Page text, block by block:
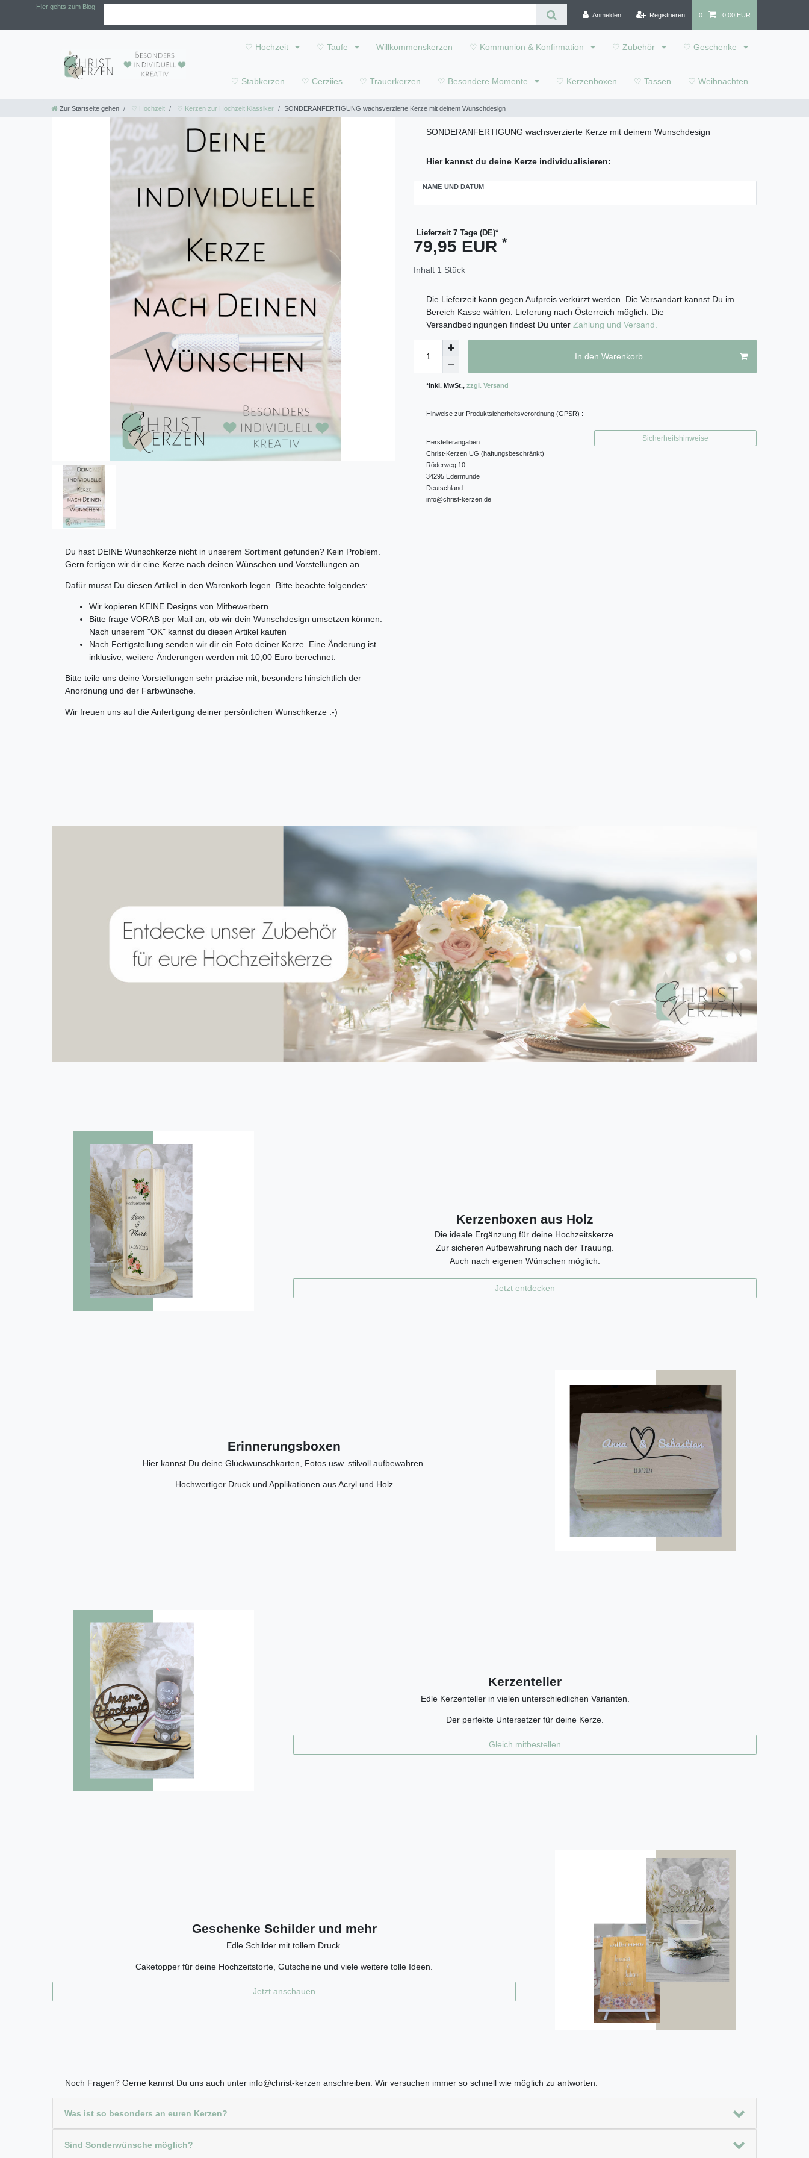
Hier gehts zum Blog
Anmelden
Registrieren 0 0,00 EUR
♡ Hochzeit ♡ Taufe Willkommenskerzen ♡ Kommunion & Konfirmation ♡ Zubehör ♡ Geschenke
♡ Stabkerzen ♡ Cerziies ♡ Trauerkerzen ♡ Besondere Momente ♡ Kerzenboxen ♡ Tassen ♡ Weihnachten
Zur Startseite gehen ♡ Hochzeit ♡ Kerzen zur Hochzeit Klassiker SONDERANFERTIGUNG wachsverzierte Kerze mit deinem Wunschdesign
Du hast DEINE Wunschkerze nicht in unserem Sortiment gefunden? Kein Problem.
Gern fertigen wir dir eine Kerze nach deinen Wünschen und Vorstellungen an.
Dafür musst Du diesen Artikel in den Warenkorb legen. Bitte beachte folgendes:
Wir kopieren KEINE Designs von Mitbewerbern
Bitte frage VORAB per Mail an, ob wir dein Wunschdesign umsetzen können.
Nach unserem "OK" kannst du diesen Artikel kaufen
Nach Fertigstellung senden wir dir ein Foto deiner Kerze. Eine Änderung ist
inklusive, weitere Änderungen werden mit 10,00 Euro berechnet.
Bitte teile uns deine Vorstellungen sehr präzise mit, besonders hinsichtlich der
Anordnung und der Farbwünsche.
Wir freuen uns auf die Anfertigung deiner persönlichen Wunschkerze :-)
SONDERANFERTIGUNG wachsverzierte Kerze mit deinem Wunschdesign
Hier kannst du deine Kerze individualisieren:
NAME UND DATUM
Lieferzeit 7 Tage (DE)*
79,95 EUR *
Inhalt 1 Stück
Die Lieferzeit kann gegen Aufpreis verkürzt werden. Die Versandart kannst Du im
Bereich Kasse wählen. Lieferung nach Österreich möglich. Die
Versandbedingungen findest Du unter Zahlung und Versand.
In den Warenkorb
*inkl. MwSt., zzgl. Versand
Hinweise zur Produktsicherheitsverordnung (GPSR) :
Herstellerangaben:
Christ-Kerzen UG (haftungsbeschränkt)
Röderweg 10
34295 Edermünde
Deutschland
info@christ-kerzen.de
Sicherheitshinweise
Kerzenboxen aus Holz
Die ideale Ergänzung für deine Hochzeitskerze.
Zur sicheren Aufbewahrung nach der Trauung.
Auch nach eigenen Wünschen möglich.
Jetzt entdecken
Erinnerungsboxen
Hier kannst Du deine Glückwunschkarten, Fotos usw. stilvoll aufbewahren.
Hochwertiger Druck und Applikationen aus Acryl und Holz
Kerzenteller
Edle Kerzenteller in vielen unterschiedlichen Varianten.
Der perfekte Untersetzer für deine Kerze.
Gleich mitbestellen
Geschenke Schilder und mehr
Edle Schilder mit tollem Druck.
Caketopper für deine Hochzeitstorte, Gutscheine und viele weitere tolle Ideen.
Jetzt anschauen
Noch Fragen? Gerne kannst Du uns auch unter info@christ-kerzen anschreiben. Wir versuchen immer so schnell wie möglich zu antworten.
Was ist so besonders an euren Kerzen?
Sind Sonderwünsche möglich?